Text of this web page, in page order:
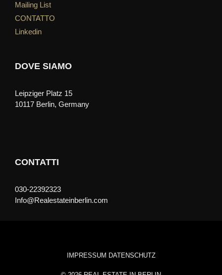
Mailing List
CONTATTO
Linkedin
DOVE SIAMO
Leipziger Platz 15
10117 Berlin, Germany
CONTATTI
030-22392323
Info@Realestateinberlin.com
IMPRESSUM DATENSCHUTZ